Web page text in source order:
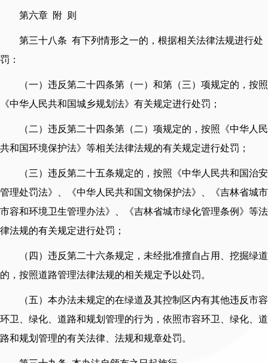
第六章 附 则
第三十八条 有下列情形之一的，根据相关法律法规进行处
罚：
（一）违反第二十四条第（一）和第（三）项规定的，按照
《中华人民共和国城乡规划法》有关规定进行处罚；
（二）违反第二十四条第（二）项规定的，按照《中华人民
共和国环境保护法》等相关法律法规的有关规定进行处罚；
（三）违反第二十五条规定的，按照《中华人民共和国治安
管理处罚法》、《中华人民共和国文物保护法》、《吉林省城市
市容和环境卫生管理办法》、《吉林省城市绿化管理条例》等法
律法规的有关规定进行处罚；
（四）违反第二十六条规定，未经批准擅自占用、挖掘绿道
的，按照道路管理法律法规的相关规定予以处罚。
（五）本办法未规定的在绿道及其控制区内有其他违反市容
环卫、绿化、道路和规划管理的行为，依照市容环卫、绿化、道
路和规划管理的有关法律、法规和规章处罚。